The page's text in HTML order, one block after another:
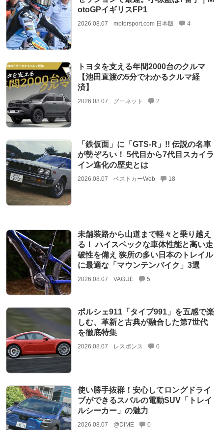
otoGPイギリスFP1
2026.08.07 motorsport.com 日本版 4
トヨタを支える年間2000台のクルマ
【池田直渡の5分でわかるクルマ経
済】
2026.08.07 グーネット 2
「鉄仮面」に「GTS-R」!! 伝説の名車
が勢ぞろい！ 5代目から7代目スカイラ
イン進化の歴史とは
2026.08.07 ベストカーWeb 18
未舗装路から山道まで軽々と乗り越え
る！ ハイスペックな車体性能と高い走
破性を備え 狭所の多い日本のトレイル
に最適な「マウンテンバイク」3選
2026.08.07 VAGUE 5
ポルシェ911「タイプ991」を五感で楽
しむ、革新と古典が融合した第7世代
を徹底特集
2026.08.07 レスポンス 0
使い勝手抜群！安心してロングドライ
ブができるスバルの電動SUV「トレイ
ルシーカー」の魅力
2026.08.07 @DIME 0